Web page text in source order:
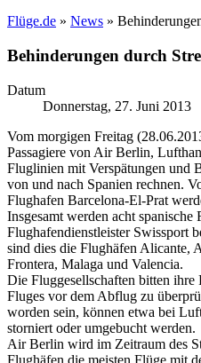
Flüge.de » News »
Behinderungen durch
Datum
Donnerstag, 27. Juni 2013
Vom morgigen Freitag
Passagiere von Air Berlin,
Fluglinien mit Verspätungen und
von und nach Spanien rechnen.
Flughafen Barcelona-El-Prat
Insgesamt werden acht
Flughafendienstleister Swissport
sind dies die Flughäfen Alicante,
Frontera, Malaga und Valencia.
Die Fluggesellschaften bitten ihre
Fluges vor dem Abflug zu
worden sein, können etwa bei
storniert oder umgebucht werden.
Air Berlin wird im Zeitraum des
Flughäfen die meisten Flüge mit